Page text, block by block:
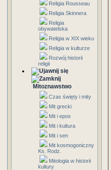
Religia Rousseau
Religia Skinnera
Religia
obywatelska
Religia w XIX wieku
Religia w kulturze
Rozwój historii
religii
Mitoznawstwo
Czas święty i mity
Mit grecki
Mit i epos
Mit i kultura
Mit i sen
Mit kosmogoniczny
Ks. Rodz.
Mitologia w historii
kultury